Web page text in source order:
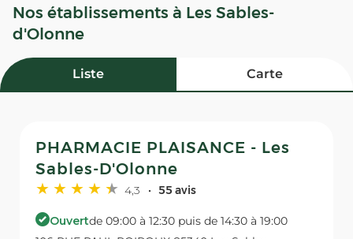
Nos établissements à Les Sables-
d'Olonne
Liste Carte
PHARMACIE PLAISANCE - Les
Sables-D'Olonne
4,3 55 avis
Ouvertde 09:00 à 12:30 puis de 14:30 à 19:00